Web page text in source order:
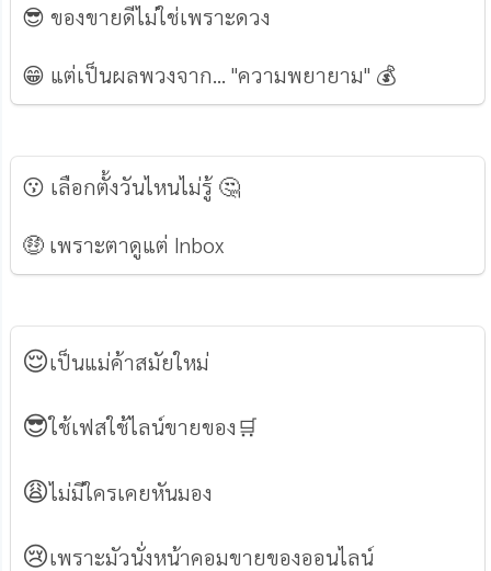
😎 ของขายดีไม่ใช่เพราะดวง
😁 แต่เป็นผลพวงจาก... "ความพยายาม" 💰
😗 เลือกตั้งวันไหนไม่รู้ 🤔
🤑 เพราะตาดูแต่ Inbox
😌เป็นแม่ค้าสมัยใหม่
😎ใช้เฟสใช้ไลน์ขายของ🛒
😩ไม่มีใครเคยหันมอง
😢เพราะมัวนั่งหน้าคอมขายของออนไลน์